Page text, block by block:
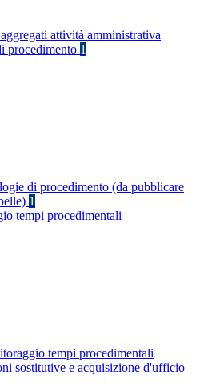
attività amministrativa
procedimento 1
di procedimento (da pubblicare
1
tempi procedimentali
tempi procedimentali
sostitutive e acquisizione d'ufficio